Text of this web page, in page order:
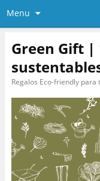
Menu
Green Gift |
Regalos Eco-friendly para